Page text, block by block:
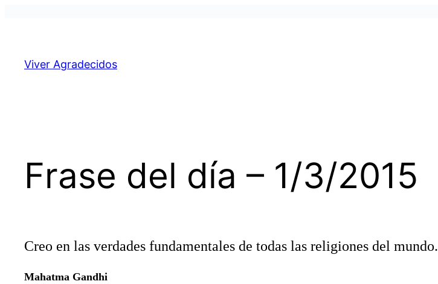
Viver Agradecidos
Frase del día – 1/3/2015
Creo en las verdades fundamentales de todas las religiones del mundo.
Mahatma Gandhi